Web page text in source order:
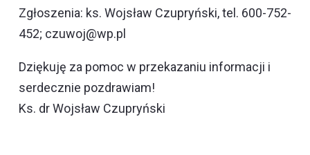
Zgłoszenia: ks. Wojsław Czupryński, tel. 600-752-
452; czuwoj@wp.pl
Dziękuję za pomoc w przekazaniu informacji i
serdecznie pozdrawiam!
Ks. dr Wojsław Czupryński